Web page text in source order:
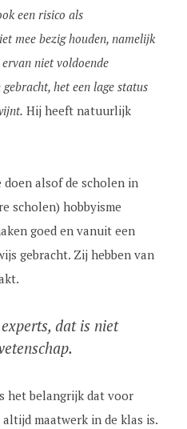
een risico als
mee bezig houden, namelijk
niet voldoende
het een lage status
Hij heeft natuurlijk
alsof de scholen in
scholen) hobbyisme
goed en vanuit een
gebracht. Zij hebben van
dat is niet
het belangrijk dat voor
maatwerk in de klas is.